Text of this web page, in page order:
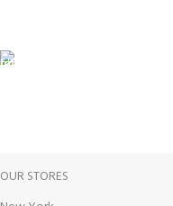
OUR STORES